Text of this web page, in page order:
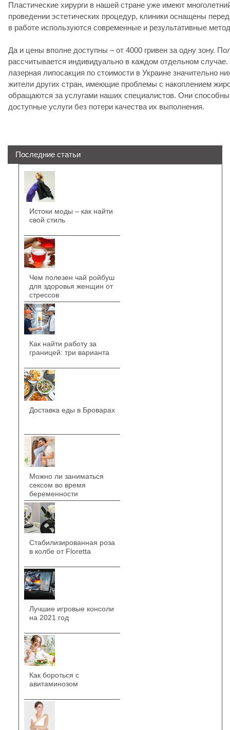
Пластические хирурги в нашей стране уже имеют
проведении эстетических процедур, клиники оснащены
в работе используются современные и результативные
Да и цены вполне доступны – от 4000 гривен за одну зону.
рассчитывается индивидуально в каждом отдельном случае.
лазерная липосакция по стоимости в Украине значительно
жители других стран, имеющие проблемы с накоплением
обращаются за услугами наших специалистов. Они способны
доступные услуги без потери качества их выполнения.
Последние статьи
Истоки моды – как найти
свой стиль
Чем полезен чай ройбуш
для здоровья женщин от
стрессов
Как найти работу за
границей: три варианта
Доставка еды в Броварах
Можно ли заниматься
сексом во время
беременности
Стабилизированная роза
в колбе от Floretta
Лучшие игровые консоли
на 2021 год
Как бороться с
авитаминозом